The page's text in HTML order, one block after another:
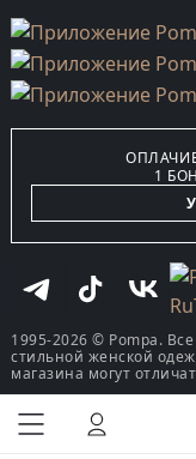
КУПИТЬ В ОДИН
1
1995-2026 © Pompa.
стильной женской
магазина могут